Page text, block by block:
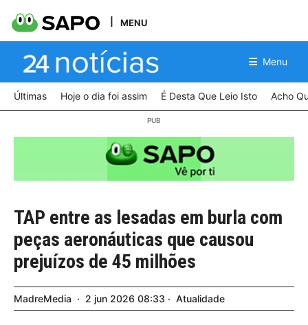
MENU
Menu
Últimas Hoje o dia foi assim É Desta Que Leio Isto Acho
TAP entre as lesadas em burla com
peças aeronáuticas que causou
prejuízos de 45 milhões
MadreMedia 2 jun 2026 08:33 Atualidade